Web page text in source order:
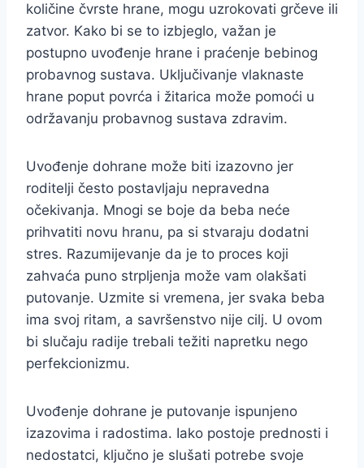
količine čvrste hrane, mogu uzrokovati grčeve ili
zatvor. Kako bi se to izbjeglo, važan je
postupno uvođenje hrane i praćenje bebinog
probavnog sustava. Uključivanje vlaknaste
hrane poput povrća i žitarica može pomoći u
održavanju probavnog sustava zdravim.
Uvođenje dohrane može biti izazovno jer
roditelji često postavljaju nepravedna
očekivanja. Mnogi se boje da beba neće
prihvatiti novu hranu, pa si stvaraju dodatni
stres. Razumijevanje da je to proces koji
zahvaća puno strpljenja može vam olakšati
putovanje. Uzmite si vremena, jer svaka beba
ima svoj ritam, a savršenstvo nije cilj. U ovom
bi slučaju radije trebali težiti napretku nego
perfekcionizmu.
Uvođenje dohrane je putovanje ispunjeno
izazovima i radostima. Iako postoje prednosti i
nedostatci, ključno je slušati potrebe svoje